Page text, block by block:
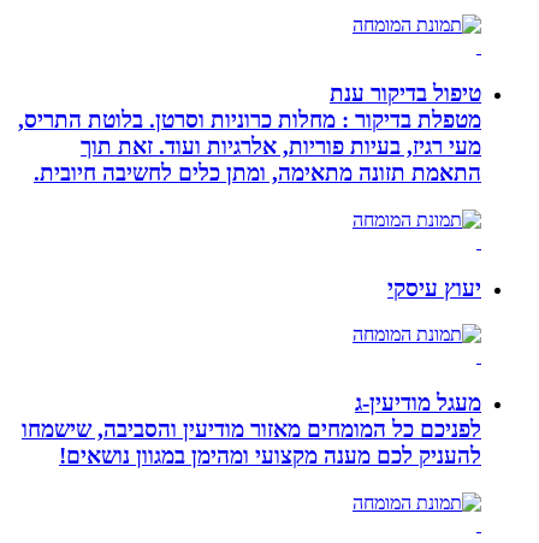
טיפול בדיקור ענת
מטפלת בדיקור : מחלות כרוניות וסרטן. בלוטת התריס,
מעי רגיז, בעיות פוריות, אלרגיות ועוד. זאת תוך
התאמת תזונה מתאימה, ומתן כלים לחשיבה חיובית.
יעוץ עיסקי
מעגל מודיעין-ג
לפניכם כל המומחים מאזור מודיעין והסביבה, שישמחו
להעניק לכם מענה מקצועי ומהימן במגוון נושאים!